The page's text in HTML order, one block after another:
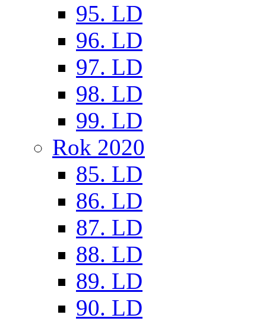
95. LD
96. LD
97. LD
98. LD
99. LD
Rok 2020
85. LD
86. LD
87. LD
88. LD
89. LD
90. LD